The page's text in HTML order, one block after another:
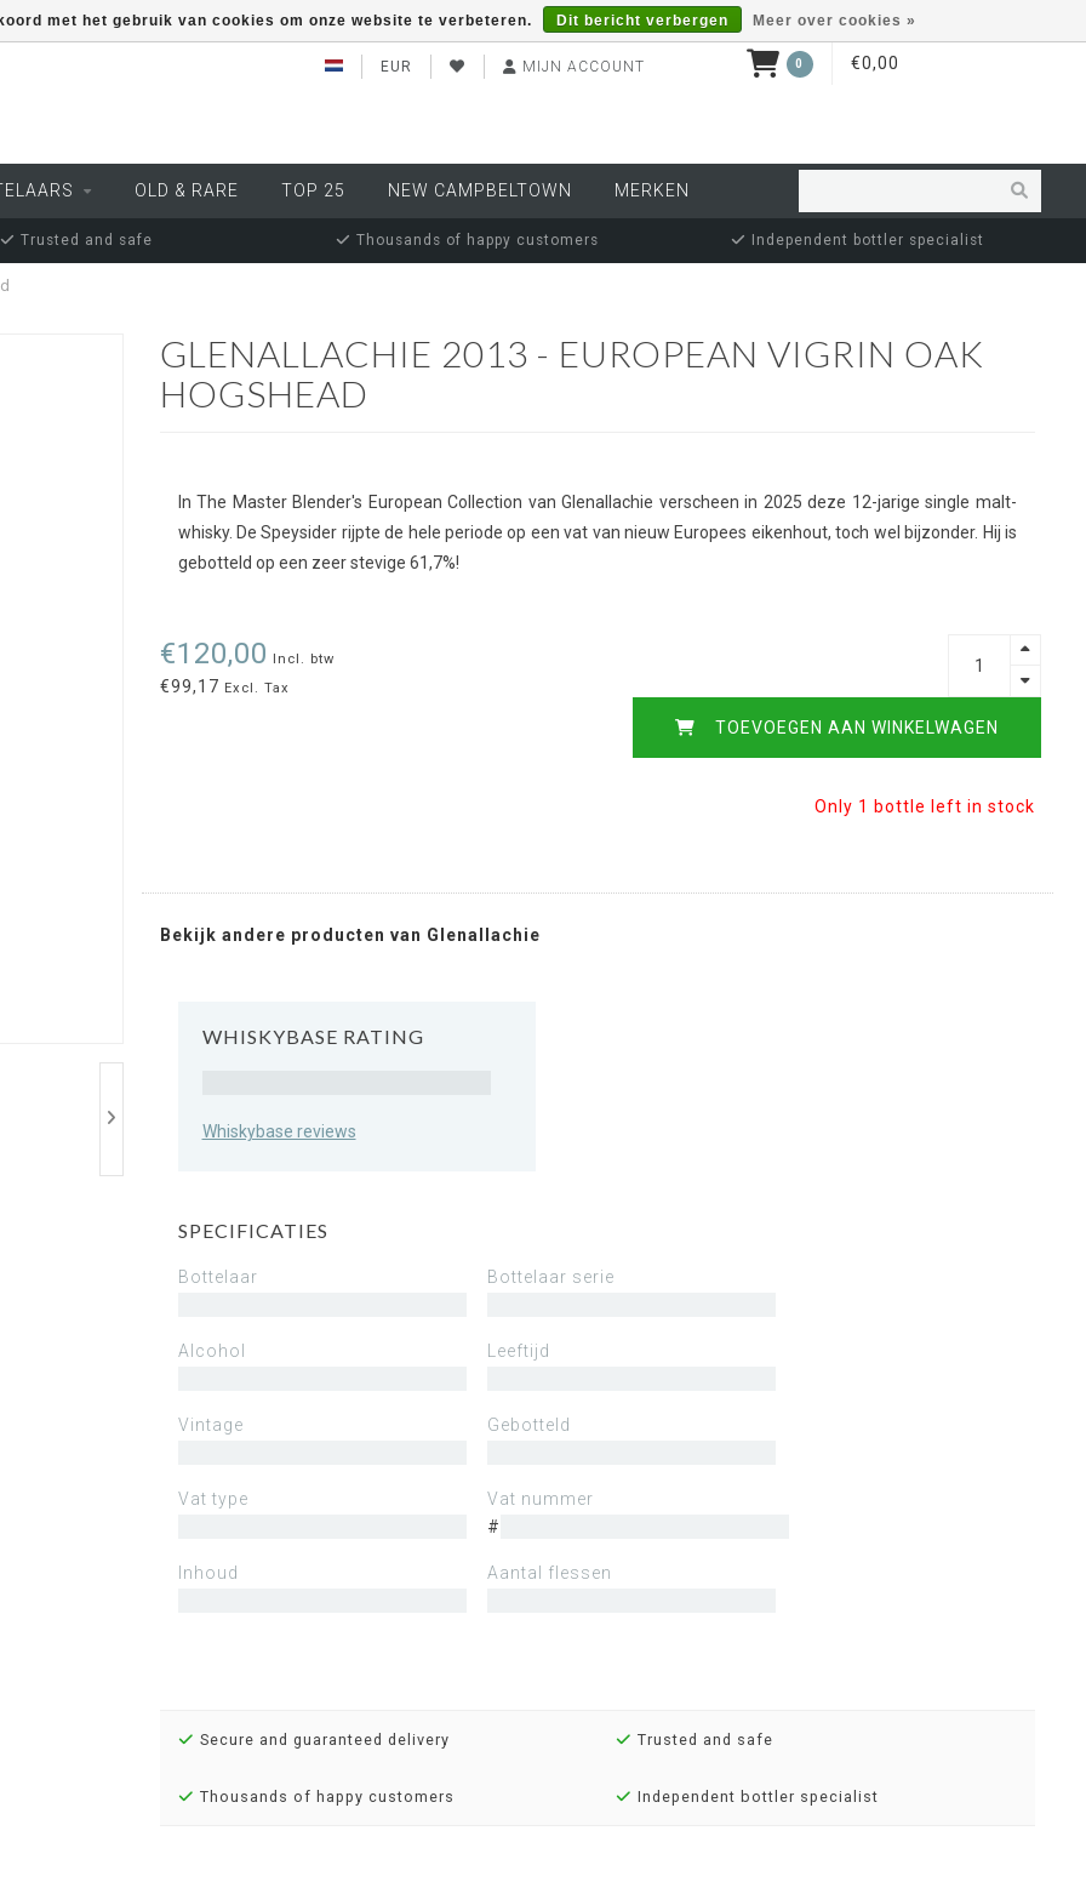
EUR MIJN ACCOUNT 0 €0,00
OLD & RARE TOP 25 NEW CAMPBELTOWN MERKEN
Trusted and safe Thousands of happy customers Independent bottler specialist
GLENALLACHIE 2013 - EUROPEAN VIGRIN OAK
HOGSHEAD
In The Master Blender's European Collection van Glenallachie verscheen in 2025 deze 12-jarige single malt-
whisky. De Speysider rijpte de hele periode op een vat van nieuw Europees eikenhout, toch wel bijzonder. Hij is
gebotteld op een zeer stevige 61,7%!
€120,00 Incl. btw
€99,17 Excl. Tax
TOEVOEGEN AAN WINKELWAGEN
Only 1 bottle left in stock
Bekijk andere producten van Glenallachie
WHISKYBASE RATING
Whiskybase reviews
SPECIFICATIES
Bottelaar Bottelaar serie
Alcohol Leeftijd
Vintage Gebotteld
Vat type
Vat nummer
#
Inhoud Aantal flessen
Secure and guaranteed delivery Trusted and safe
Thousands of happy customers Independent bottler specialist
met het gebruik van cookies om onze website te verbeteren. Dit bericht verbergen Meer over cookies »